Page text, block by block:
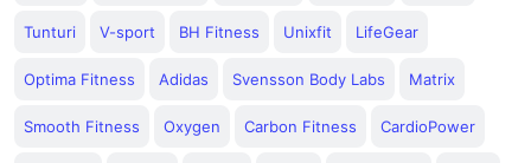
Tunturi V-sport BH Fitness Unixfit LifeGear
Optima Fitness Adidas Svensson Body Labs Matrix
Smooth Fitness Oxygen Carbon Fitness CardioPower